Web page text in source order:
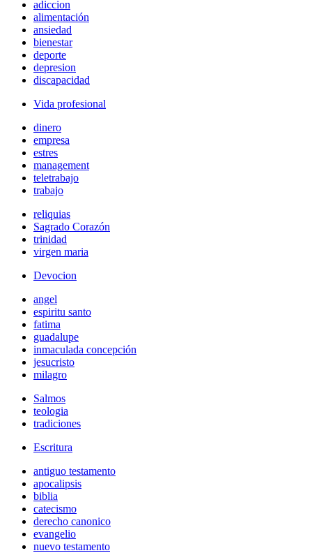
adiccion
alimentación
ansiedad
bienestar
deporte
depresion
discapacidad
Vida profesional
dinero
empresa
estres
management
teletrabajo
trabajo
reliquias
Sagrado Corazón
trinidad
virgen maria
Devocion
angel
espiritu santo
fatima
guadalupe
inmaculada concepción
jesucristo
milagro
Salmos
teologia
tradiciones
Escritura
antiguo testamento
apocalipsis
biblia
catecismo
derecho canonico
evangelio
nuevo testamento